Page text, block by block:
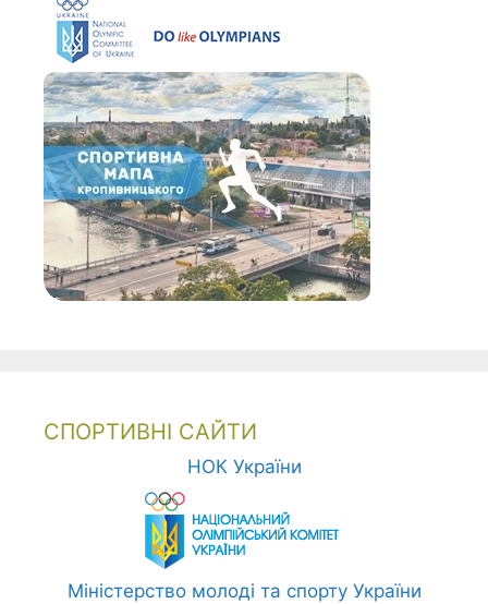
СПОРТИВНІ САЙТИ
НОК України
Міністерство молоді та спорту України